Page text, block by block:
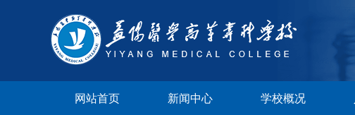
网站首页 新闻中心 学校概况